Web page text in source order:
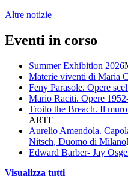
Altre notizie
Eventi in corso
Summer Exhibition 2026
Materie viventi di Maria
Feny Parasole. Opere
Mario Raciti. Opere
Troilo the Breach. Il
ARTE
Aurelio Amendola.
Nitsch, Duomo di Milano
Edward Barber- Jay
Visualizza tutti